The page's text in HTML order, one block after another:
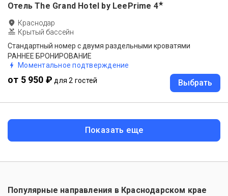
Отель The Grand Hotel by LeePrime 4★
Краснодар
Крытый бассейн
Стандартный номер с двумя раздельными кроватями
РАННЕЕ БРОНИРОВАНИЕ
Моментальное подтверждение
от 5 950 ₽ для 2 гостей Выбрать
Показать еще
Популярные направления в Краснодарском крае